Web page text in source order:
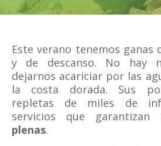
Este verano tenemos ganas
y de descanso. No hay
dejarnos acariciar por las
la costa dorada. Sus
repletas de miles de
servicios que garantizan
plenas.